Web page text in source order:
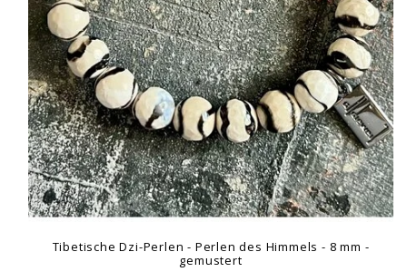
Tibetische Dzi-Perlen - Perlen des Himmels - 8 mm -
gemustert